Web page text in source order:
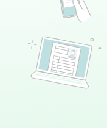
給与計算